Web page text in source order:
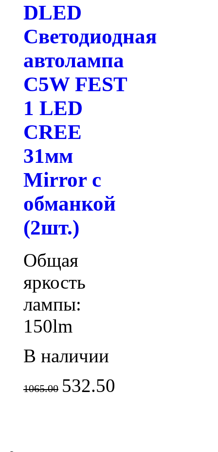
DLED
Светодиодная
автолампа
C5W FEST
1 LED
CREE
31мм
Mirror с
обманкой
(2шт.)
Общая
яркость
лампы:
150lm
В наличии
1065.00 532.50